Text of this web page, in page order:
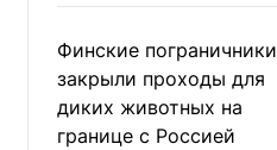
Финские пограничники
закрыли проходы для
диких животных на
границе с Россией